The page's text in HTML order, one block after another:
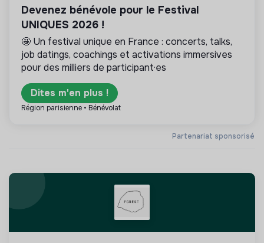
Partenariat sponsorisé
Devenez bénévole pour le Festival
UNIQUES 2026 !
🤩 Un festival unique en France : concerts, talks,
job datings, coachings et activations immersives
pour des milliers de participant·es
Dites m'en plus !
Région parisienne • Bénévolat